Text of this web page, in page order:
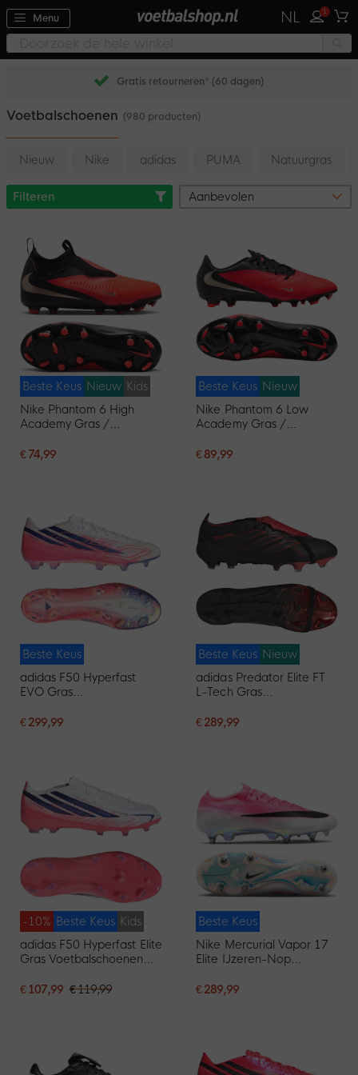
Menu NL 1
Gratis retourneren* (60 dagen)
Voetbalschoenen (980 producten)
Nieuw Nike adidas PUMA Natuurgras
Filteren
Beste Keus Nieuw Kids
Nike Phantom 6 High
Academy Gras /
Voetbalschoenen (MG)
€ 74,99
Beste Keus Nieuw
Nike Phantom 6 Low
Academy Gras /
Voetbalschoenen (MG)
€ 89,99
Beste Keus
adidas F50 Hyperfast
EVO Gras
Wit Felroze Donkerblauw
€ 299,99
Beste Keus Nieuw
adidas Predator Elite FT
L-Tech Gras
Zwart Zwart Rood
€ 289,99
Beste Keus
-10%
Kids
adidas F50 Hyperfast Elite
Gras Voetbalschoenen
€ 107,99 € 119,99
Beste Keus
Nike Mercurial Vapor 17
Elite IJzeren-Nop
Felroze Wit Zwart
€ 289,99